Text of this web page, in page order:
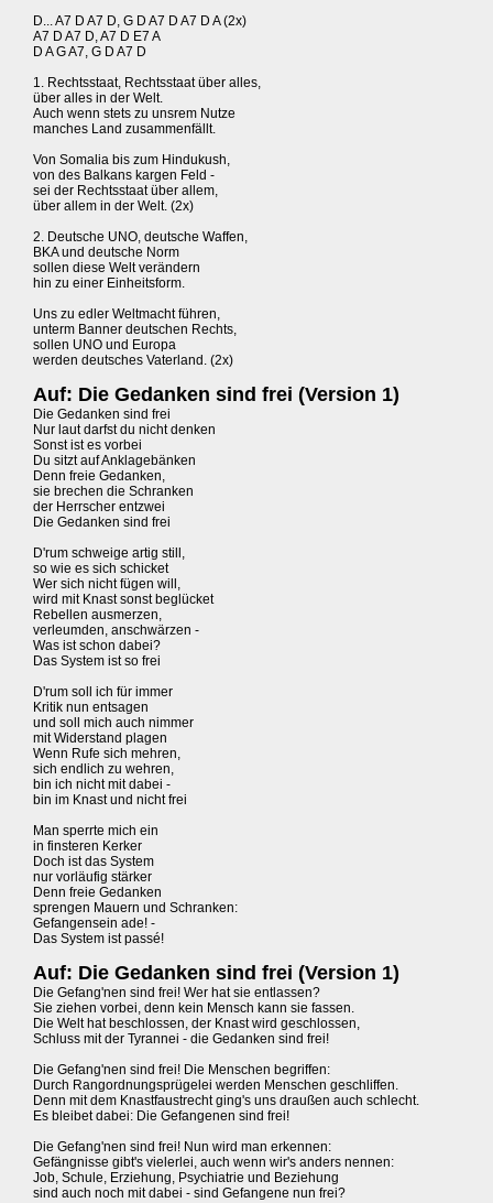
D... A7 D A7 D, G D A7 D A7 D A (2x)
A7 D A7 D, A7 D E7 A
D A G A7, G D A7 D
1. Rechtsstaat, Rechtsstaat über alles,
über alles in der Welt.
Auch wenn stets zu unsrem Nutze
manches Land zusammenfällt.
Von Somalia bis zum Hindukush,
von des Balkans kargen Feld -
sei der Rechtsstaat über allem,
über allem in der Welt. (2x)
2. Deutsche UNO, deutsche Waffen,
BKA und deutsche Norm
sollen diese Welt verändern
hin zu einer Einheitsform.
Uns zu edler Weltmacht führen,
unterm Banner deutschen Rechts,
sollen UNO und Europa
werden deutsches Vaterland. (2x)
Auf: Die Gedanken sind frei (Version 1)
Die Gedanken sind frei
Nur laut darfst du nicht denken
Sonst ist es vorbei
Du sitzt auf Anklagebänken
Denn freie Gedanken,
sie brechen die Schranken
der Herrscher entzwei
Die Gedanken sind frei
D'rum schweige artig still,
so wie es sich schicket
Wer sich nicht fügen will,
wird mit Knast sonst beglücket
Rebellen ausmerzen,
verleumden, anschwärzen -
Was ist schon dabei?
Das System ist so frei
D'rum soll ich für immer
Kritik nun entsagen
und soll mich auch nimmer
mit Widerstand plagen
Wenn Rufe sich mehren,
sich endlich zu wehren,
bin ich nicht mit dabei -
bin im Knast und nicht frei
Man sperrte mich ein
in finsteren Kerker
Doch ist das System
nur vorläufig stärker
Denn freie Gedanken
sprengen Mauern und Schranken:
Gefangensein ade! -
Das System ist passé!
Auf: Die Gedanken sind frei (Version 1)
Die Gefang'nen sind frei! Wer hat sie entlassen?
Sie ziehen vorbei, denn kein Mensch kann sie fassen.
Die Welt hat beschlossen, der Knast wird geschlossen,
Schluss mit der Tyrannei - die Gedanken sind frei!
Die Gefang'nen sind frei! Die Menschen begriffen:
Durch Rangordnungsprügelei werden Menschen geschliffen.
Denn mit dem Knastfaustrecht ging's uns draußen auch schlecht.
Es bleibet dabei: Die Gefangenen sind frei!
Die Gefang'nen sind frei! Nun wird man erkennen:
Gefängnisse gibt's vielerlei, auch wenn wir's anders nennen:
Job, Schule, Erziehung, Psychiatrie und Beziehung
sind auch noch mit dabei - sind Gefangene nun frei?